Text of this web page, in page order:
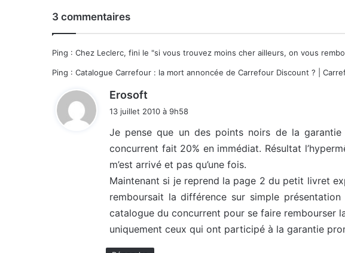
3 commentaires
Ping : Chez Leclerc, fini le "si vous trouvez moins cher ailleurs, on vous
Ping : Catalogue Carrefour : la mort annoncée de Carrefour Discount ? |
Erosoft
i
:
13 juillet 2010 à 9h58
Je pense que un des points noirs de la
concurrent fait 20% en immédiat. Résultat
m’est arrivé et pas qu’une fois.
Maintenant si je reprend la page 2 du petit livret
remboursait la différence sur simple
catalogue du concurrent pour se faire rembourser
uniquement ceux qui ont participé à la garantie